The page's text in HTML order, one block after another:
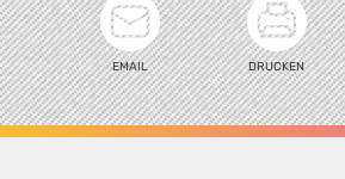
EMAIL DRUCKEN